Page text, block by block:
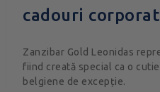
cadouri
Zanzibar Gold Leonidas
fiind creată special ca o
belgiene de excepție.